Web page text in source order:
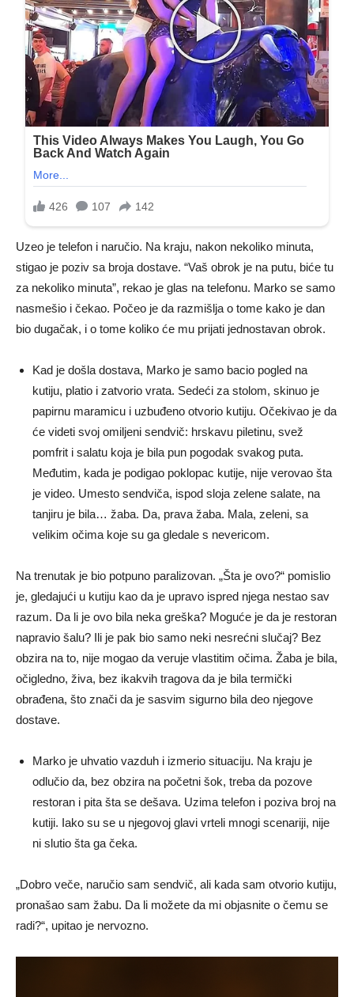
Uzeo je telefon i naručio. Na kraju, nakon nekoliko minuta,
stigao je poziv sa broja dostave. “Vaš obrok je na putu, biće tu
za nekoliko minuta”, rekao je glas na telefonu. Marko se samo
nasmešio i čekao. Počeo je da razmišlja o tome kako je dan
bio dugačak, i o tome koliko će mu prijati jednostavan obrok.
Kad je došla dostava, Marko je samo bacio pogled na
kutiju, platio i zatvorio vrata. Sedeći za stolom, skinuo je
papirnu maramicu i uzbuđeno otvorio kutiju. Očekivao je da
će videti svoj omiljeni sendvič: hrskavu piletinu, svež
pomfrit i salatu koja je bila pun pogodak svakog puta.
Međutim, kada je podigao poklopac kutije, nije verovao šta
je video. Umesto sendviča, ispod sloja zelene salate, na
tanjiru je bila… žaba. Da, prava žaba. Mala, zeleni, sa
velikim očima koje su ga gledale s nevericom.
Na trenutak je bio potpuno paralizovan. „Šta je ovo?“ pomislio
je, gledajući u kutiju kao da je upravo ispred njega nestao sav
razum. Da li je ovo bila neka greška? Moguće je da je restoran
napravio šalu? Ili je pak bio samo neki nesrećni slučaj? Bez
obzira na to, nije mogao da veruje vlastitim očima. Žaba je bila,
očigledno, živa, bez ikakvih tragova da je bila termički
obrađena, što znači da je sasvim sigurno bila deo njegove
dostave.
Marko je uhvatio vazduh i izmerio situaciju. Na kraju je
odlučio da, bez obzira na početni šok, treba da pozove
restoran i pita šta se dešava. Uzima telefon i poziva broj na
kutiji. Iako su se u njegovoj glavi vrteli mnogi scenariji, nije
ni slutio šta ga čeka.
„Dobro veče, naručio sam sendvič, ali kada sam otvorio kutiju,
pronašao sam žabu. Da li možete da mi objasnite o čemu se
radi?“, upitao je nervozno.